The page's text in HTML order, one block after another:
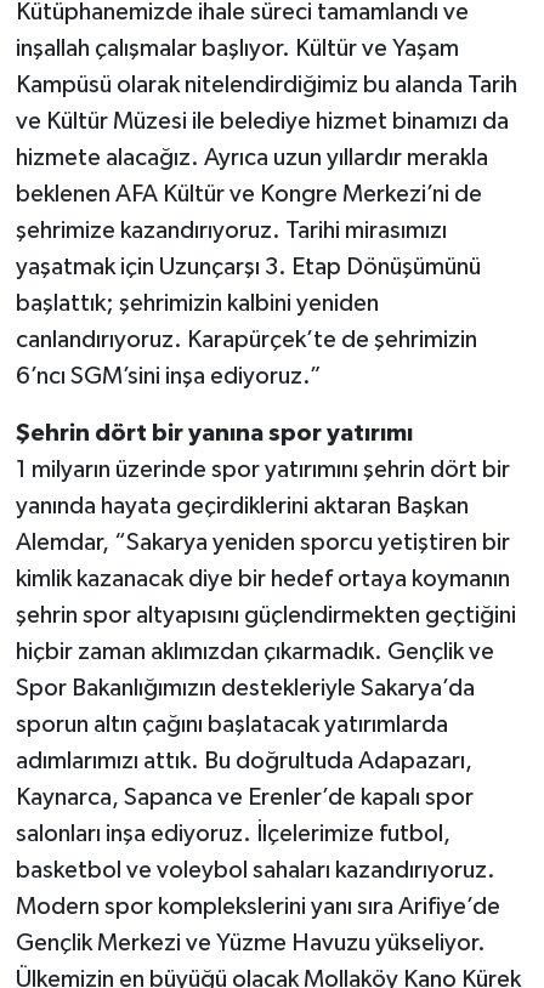
Kütüphanemizde ihale süreci tamamlandı ve
inşallah çalışmalar başlıyor. Kültür ve Yaşam
Kampüsü olarak nitelendirdiğimiz bu alanda Tarih
ve Kültür Müzesi ile belediye hizmet binamızı da
hizmete alacağız. Ayrıca uzun yıllardır merakla
beklenen AFA Kültür ve Kongre Merkezi’ni de
şehrimize kazandırıyoruz. Tarihi mirasımızı
yaşatmak için Uzunçarşı 3. Etap Dönüşümünü
başlattık; şehrimizin kalbini yeniden
canlandırıyoruz. Karapürçek’te de şehrimizin
6’ncı SGM’sini inşa ediyoruz.”
Şehrin dört bir yanına spor yatırımı
1 milyarın üzerinde spor yatırımını şehrin dört bir
yanında hayata geçirdiklerini aktaran Başkan
Alemdar, “Sakarya yeniden sporcu yetiştiren bir
kimlik kazanacak diye bir hedef ortaya koymanın
şehrin spor altyapısını güçlendirmekten geçtiğini
hiçbir zaman aklımızdan çıkarmadık. Gençlik ve
Spor Bakanlığımızın destekleriyle Sakarya’da
sporun altın çağını başlatacak yatırımlarda
adımlarımızı attık. Bu doğrultuda Adapazarı,
Kaynarca, Sapanca ve Erenler’de kapalı spor
salonları inşa ediyoruz. İlçelerimize futbol,
basketbol ve voleybol sahaları kazandırıyoruz.
Modern spor komplekslerini yanı sıra Arifiye’de
Gençlik Merkezi ve Yüzme Havuzu yükseliyor.
Ülkemizin en büyüğü olacak Mollaköy Kano Kürek